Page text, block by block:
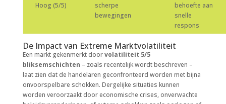
Hoog (5/5)
scherpe
bewegingen
behoefte aan
snelle
respons
De Impact van Extreme Marktvolatiliteit
Een markt gekenmerkt doorvolatiliteit 5/5
bliksemschichten – zoals recentelijk wordt beschreven –
laat zien dat de handelaren geconfronteerd worden met bijna
onvoorspelbare schokken. Dergelijke situaties kunnen
worden veroorzaakt door economische crises, onverwachte